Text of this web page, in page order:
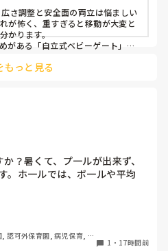
さ調整と安全面の両立は悩ましい
が怖く、重すぎると移動が大変と
かります。
がある「自立式ベビーゲート」な
ーをつけたロー棚を仕切りにすれ
ルなどの重りを付けて補強してみ
すい方法が見つかるよう応援して
もっと見る
？暑くて、プ一ルが出来ず、
。ホ一ルでは、ボ一ルや平均
作で、うちわや望遠鏡や風鈴🎐
がら、何人かずつよんで、やっ
や、工夫など、何でもいいの
認可外保育園, 病児保育, 病
1 ・ 17時間前